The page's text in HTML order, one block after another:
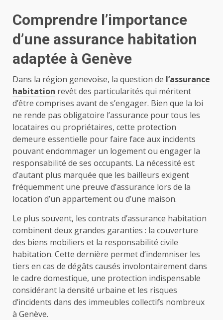
Comprendre l’importance
d’une assurance habitation
adaptée à Genève
Dans la région genevoise, la question de l’assurance
habitation revêt des particularités qui méritent
d’être comprises avant de s’engager. Bien que la loi
ne rende pas obligatoire l’assurance pour tous les
locataires ou propriétaires, cette protection
demeure essentielle pour faire face aux incidents
pouvant endommager un logement ou engager la
responsabilité de ses occupants. La nécessité est
d’autant plus marquée que les bailleurs exigent
fréquemment une preuve d’assurance lors de la
location d’un appartement ou d’une maison.
Le plus souvent, les contrats d’assurance habitation
combinent deux grandes garanties : la couverture
des biens mobiliers et la responsabilité civile
habitation. Cette dernière permet d’indemniser les
tiers en cas de dégâts causés involontairement dans
le cadre domestique, une protection indispensable
considérant la densité urbaine et les risques
d’incidents dans des immeubles collectifs nombreux
à Genève.